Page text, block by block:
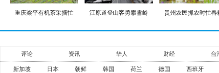
重庆梁平有机茶采摘忙 江原道登山客勇攀雪岭 贵州农民抓农时忙春
评论 资讯 华人 财经 台
新加坡 日本 朝鲜 韩国 荷兰 德国 西班牙